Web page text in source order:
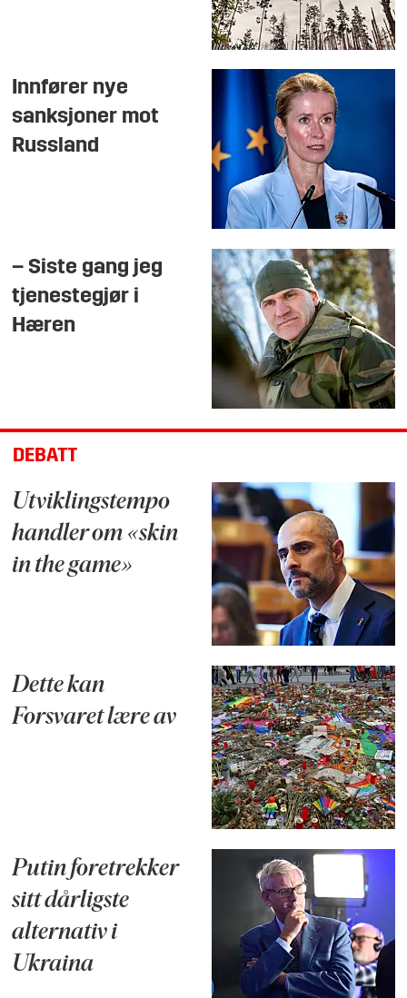
Innfører nye
sanksjoner mot
Russland
– Siste gang jeg
tjenestegjør i
Hæren
DEBATT
Utviklingstempo
handler om «skin
in the game»
Dette kan
Forsvaret lære av
Putin foretrekker
sitt dårligste
alternativ i
Ukraina